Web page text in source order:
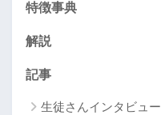
特徴事典
解説
記事
生徒さんインタビュー